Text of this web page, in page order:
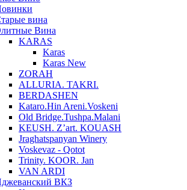
вина
Вина
KARAS
Karas
Karas New
ZORAH
ALLURIA. TAKRI.
BERDASHEN
Kataro.Hin Areni.Voskeni
Old Bridge.Tushpa.Malani
KEUSH. Z’art. KOUASH
Jraghatspanyan Winery
Voskevaz - Qotot
Trinity. KOOR. Jan
VAN ARDI
ВКЗ